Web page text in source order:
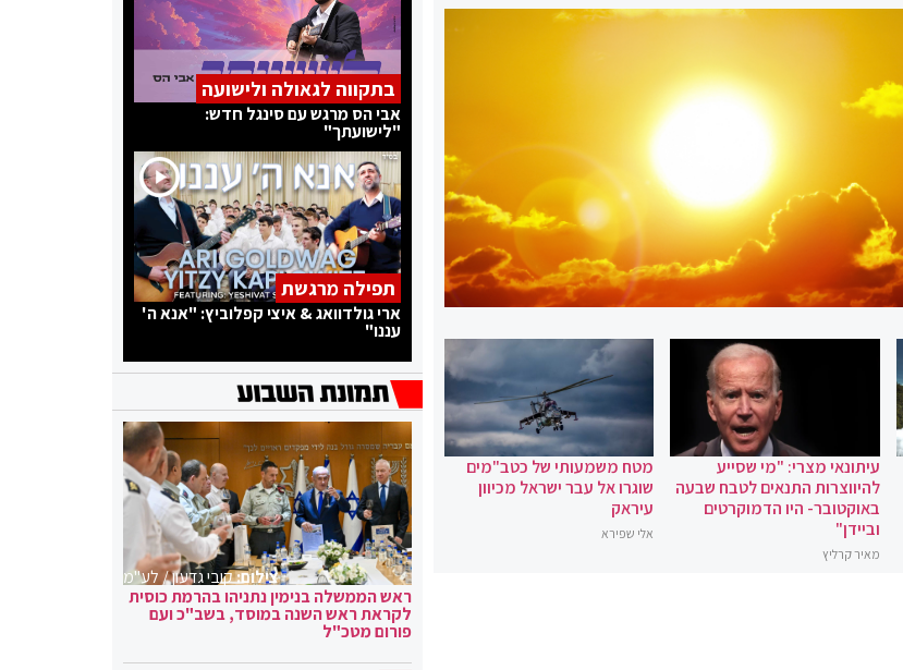
עיתונאי מצרי: "מי שסייע
להיווצרות התנאים לטבח שבעה
באוקטובר- היו הדמוקרטים
וביידן"
מאיר קרליץ
מטח משמעותי של כטב"מים
שוגרו אל עבר ישראל מכיוון
עיראק
אלי שפירא
בתקווה לגאולה ולישועה
אבי הס מרגש עם סינגל חדש:
"לישועתך"
תפילה מרגשת
ארי גולדוואג & איצי קפלוביץ: "אנא ה'
עננו"
צילום:קובי גדעון / לע"מ
ראש הממשלה בנימין נתניהו בהרמת כוסית
לקראת ראש השנה במוסד, בשב"כ ועם
פורום מטכ"ל